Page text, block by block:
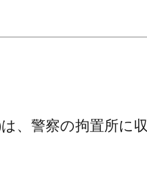
、警察の拘置所に収